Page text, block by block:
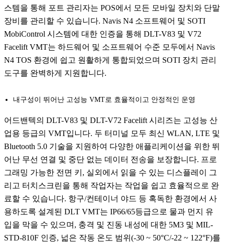
스템을 통해 포트 관리자는 POS에서 모든 모바일 장치와 단말
장비를 관리할 수 있습니다. Navis N4 소프트웨어 및 SOTI
MobiControl 시스템에 대한 인증을 통해 DLT-V83 및 V72
Facelift VMT는 하드웨어 및 소프트웨어 수준 모두에서 Navis
N4 TOS 환경에 쉽고 원활하게 통합되었으며 SOTI 장치 관리
도구를 완벽하게 지원합니다.
내구성이 뛰어난 고성능 VMT로 효율적이고 안정적인 운영
어드밴텍의 DLT-V83 및 DLT-V72 Facelift 시리즈는 고성능 산
업용 등급의 VMT입니다. 두 터미널 모두 최신 WLAN, LTE 및
Bluetooth 5.0 기술을 지원하여 다양한 애플리케이션을 위한 뛰
어난 무선 연결 및 중단 없는 데이터 전송을 보장합니다. 프로
그래밍 가능한 전면 키, 실외에서 읽을 수 있는 디스플레이 그
리고 터치스크린을 통해 작업자는 작업을 쉽고 효율적으로 완
료할 수 있습니다. 항구/컨테이너 야드 등 혹독한 환경에서 사
용하도록 설계된 DLT VMT는 IP66/65등급으로 물과 먼지 유
입을 막을 수 있으며, 충격 및 진동 내성에 대한 5M3 및 MIL-
STD-810F 인증, 넓은 작동 온도 범위(-30 ~ 50°C/-22 ~ 122°F)를